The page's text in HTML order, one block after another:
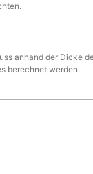
anhand der Dicke
berechnet werden.